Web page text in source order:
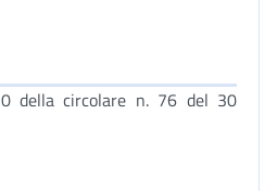
della circolare n. 76 del 30